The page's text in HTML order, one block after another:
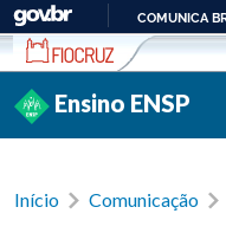
Ir para conteúdo COMUNICA
Ensino ENSP
Início Comunicação